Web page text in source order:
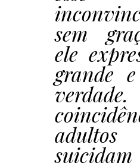
sem
ele
grande
adultos